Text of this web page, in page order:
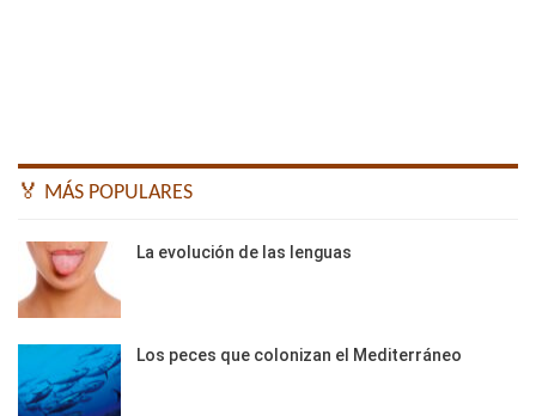
🏅 MÁS POPULARES
La evolución de las lenguas
Los peces que colonizan el Mediterráneo